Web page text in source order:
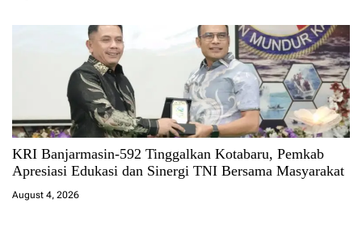
KRI Banjarmasin-592 Tinggalkan Kotabaru, Pemkab
Apresiasi Edukasi dan Sinergi TNI Bersama Masyarakat
August 4, 2026